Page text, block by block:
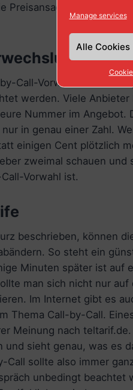
Manage services
Alle Cookies
Preisansagepflicht wurde
Call-Vorwahl muss aber
werden. Viele
Nummer im Angebot.
in genau einer Zahl.
einigen Cent plötzlich
zweimal schauen und
Vorwahl ist.
beschrieben, können
So steht ein
Minuten später ist auf
man sich nicht nur auf
Im Internet gibt es
Thema Call-by-Call.
Meinung nach
und sieht genau, was es
Call sollte also immer
unbedingt beachtet